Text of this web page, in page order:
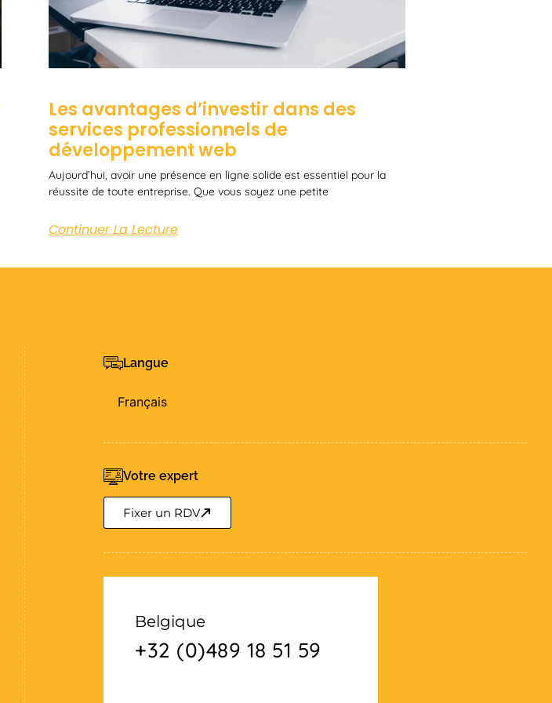
Les avantages d’investir dans des
services professionnels de
développement web
Aujourd’hui, avoir une présence en ligne solide est essentiel pour la
réussite de toute entreprise. Que vous soyez une petite
Continuer La Lecture
Langue
Français
Votre expert
Fixer un RDV
Belgique
+32 (0)489 18 51 59